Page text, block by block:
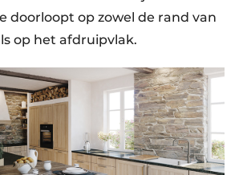
doorloopt op zowel de rand van
op het afdruipvlak.